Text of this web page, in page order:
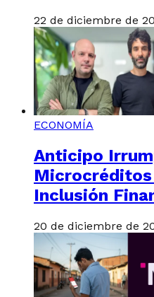
22 de diciembre de
ECONOMÍA
Anticipo
Inclusión
20 de diciembre de